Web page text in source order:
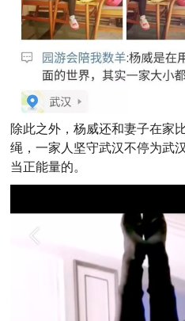
除此之外，杨威还和妻子在家
绳，一家人坚守武汉不停为武
当正能量的。